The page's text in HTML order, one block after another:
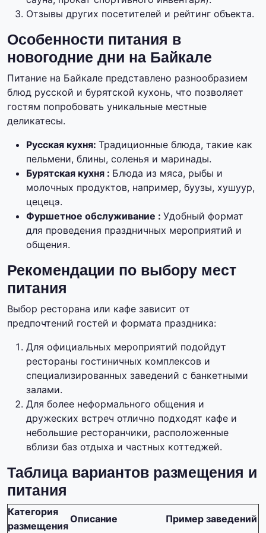
Отзывы других посетителей и рейтинг объекта.
Особенности питания в
новогодние дни на Байкале
Питание на Байкале представлено разнообразием
блюд русской и бурятской кухонь, что позволяет
гостям попробовать уникальные местные
деликатесы.
Русская кухня: Традиционные блюда, такие как
пельмени, блины, соленья и маринады.
Бурятская кухня : Блюда из мяса, рыбы и
молочных продуктов, например, буузы, хушуур,
цецецэ.
Фуршетное обслуживание : Удобный формат
для проведения праздничных мероприятий и
общения.
Рекомендации по выбору мест
питания
Выбор ресторана или кафе зависит от
предпочтений гостей и формата праздника:
Для официальных мероприятий подойдут
рестораны гостиничных комплексов и
специализированных заведений с банкетными
залами.
Для более неформального общения и
дружеских встреч отлично подходят кафе и
небольшие ресторанчики, расположенные
вблизи баз отдыха и частных коттеджей.
Таблица вариантов размещения и
питания
Категория
размещения
Описание Пример заведений